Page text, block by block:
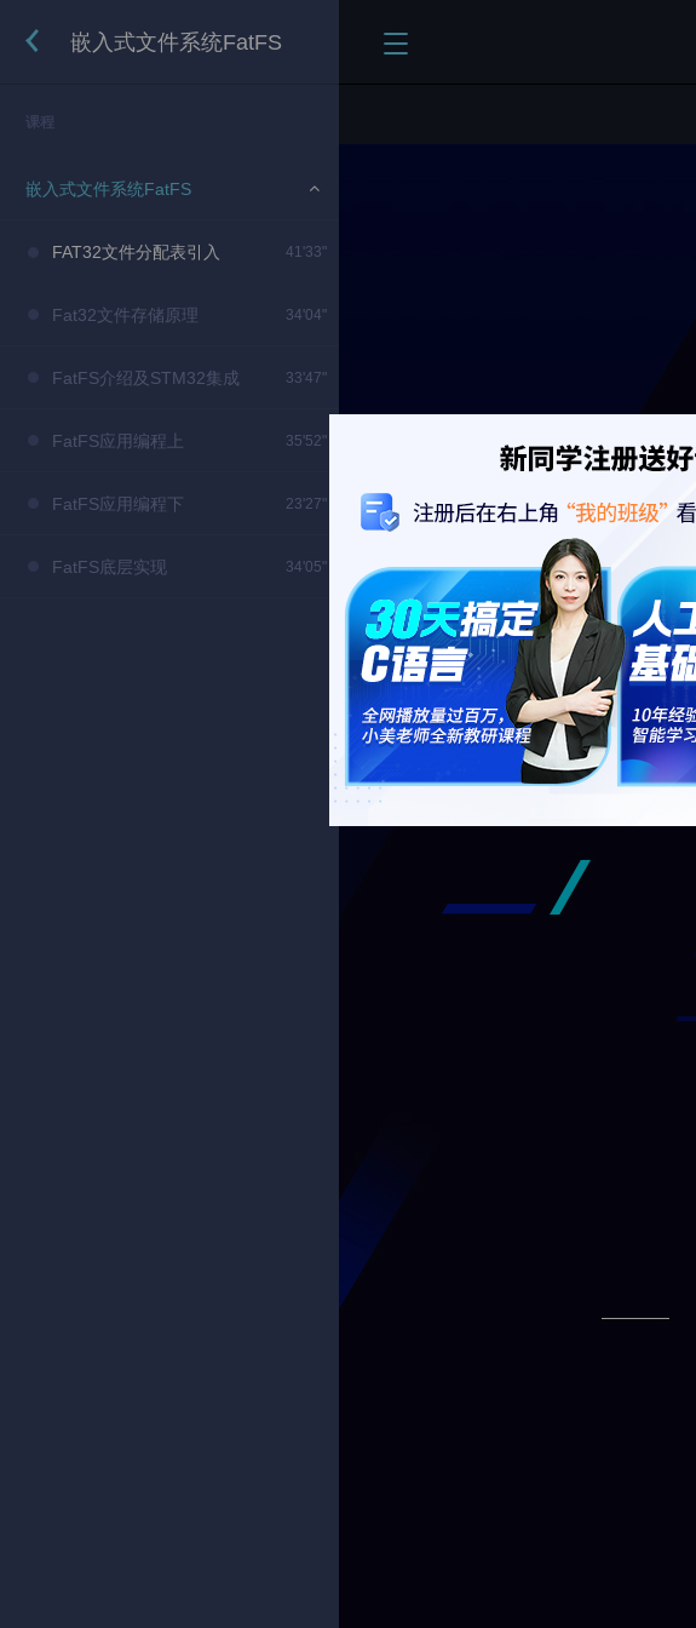
嵌入式文件系统FatFS
课程
嵌入式文件系统FatFS
FAT32文件分配表引入 41'33"
Fat32文件存储原理 34'04"
FatFS介绍及STM32集成 33'47"
FatFS应用编程上 35'52"
FatFS应用编程下 23'27"
FatFS底层实现 34'05"